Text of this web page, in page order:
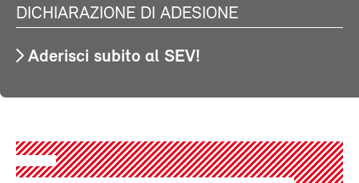
DICHIARAZIONE DI ADESIONE
Aderisci subito al SEV!